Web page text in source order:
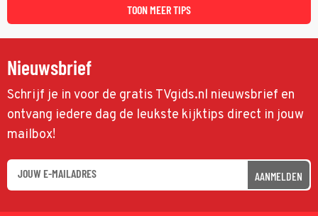
TOON MEER TIPS
Nieuwsbrief
Schrijf je in voor de gratis TVgids.nl nieuwsbrief en
ontvang iedere dag de leukste kijktips direct in jouw
mailbox!
AANMELDEN